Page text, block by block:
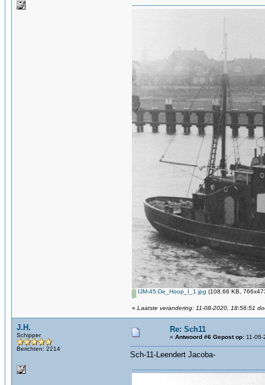
IJM-45-De_Hoop_I_1.jpg (108.66 KB,
« Laatste verandering: 11-08-2020, 18:56:51
J.H.
Schipper
Berichten: 2214
Re: Sch11
« Antwoord #6 Gepost op: 11-
Sch-11-Leendert Jacoba-